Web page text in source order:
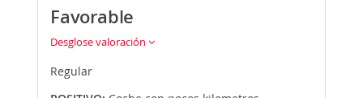
Favorable
Desglose valoración
Regular